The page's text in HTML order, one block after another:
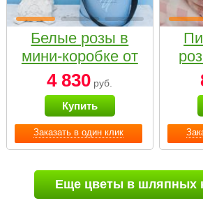
Заказать в один клик
Белые розы в
мини-коробке от
Bella Fiori
4 830 руб.
Купить
Еще цветы в шляпных